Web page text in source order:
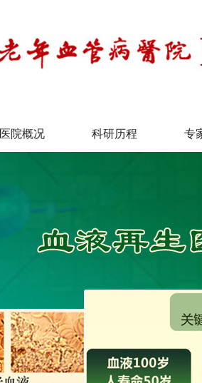
医院概况 科研历程 专